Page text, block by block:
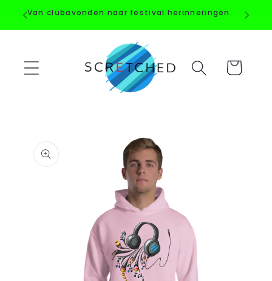
to the
content
Van clubavonden naar festival herinneringen.
Shopping
Cart
information